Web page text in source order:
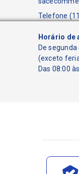
Telefone
Horário de
De
(exceto
Das 08:00